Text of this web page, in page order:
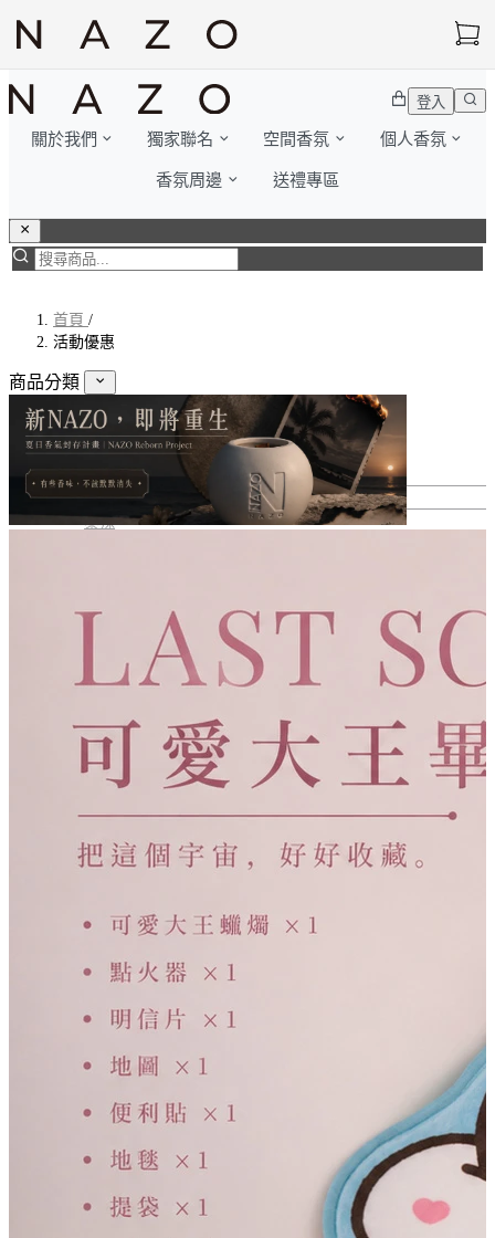
關於我們 獨家聯名 空間香氛 個人香氛
香氛周邊 送禮專區
登入
首頁 /
活動優惠
商品分類
獨家聯名
少年歐巴桑 三週年週邊
主理人｜聖元
泰辣
董仔 & 海力
weiweiboy可愛大王
木衛二
今夜一起為愛鼓掌
TSUTAYA BOOKSTORE
黃尚庭 Vicky 老絲
個人香氛
波瓶香霧 50ml
旋轉香水 10ml
香氛袋
香薰精油【清晨霧露】
香薰精油【夕陽午茶】
香氛蠟燭
香氛按摩美肌蠟燭 150g
mini圓球系列
功能型mini蠟燭
織品噴霧
車用擴香
送禮專區
福利品
香氛融燭燈
滅燭組